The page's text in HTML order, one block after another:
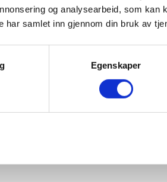
og analysearbeid, som kan
har samlet inn gjennom din bruk av
Egenskaper